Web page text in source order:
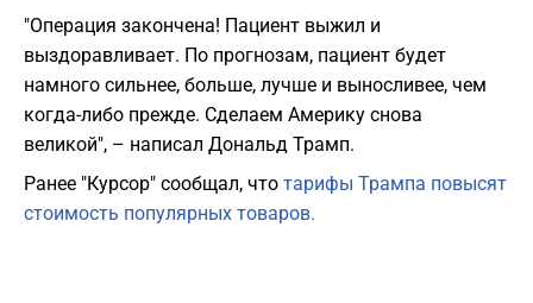
"Операция закончена! Пациент выжил и
выздоравливает. По прогнозам, пациент будет
намного сильнее, больше, лучше и выносливее, чем
когда-либо прежде. Сделаем Америку снова
великой", – написал Дональд Трамп.
Ранее "Курсор" сообщал, что тарифы Трампа повысят
стоимость популярных товаров.